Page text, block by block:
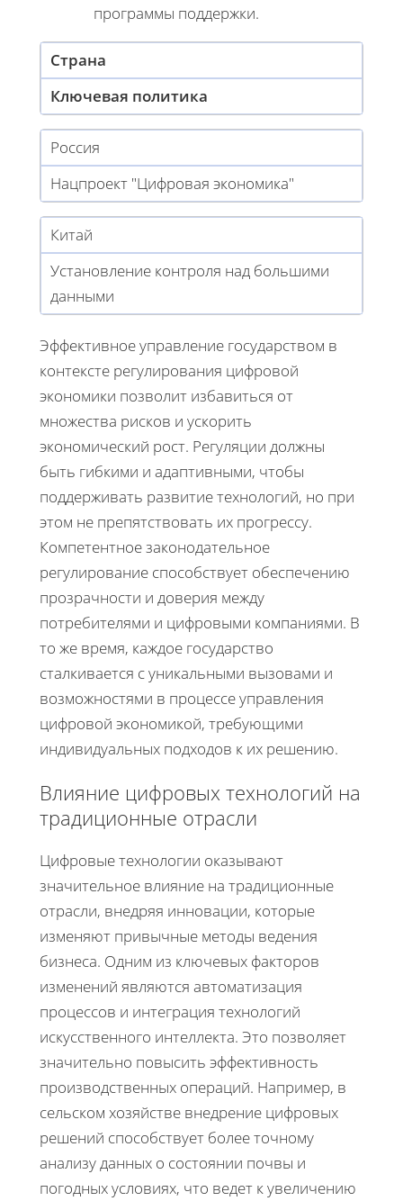
программы поддержки.
Страна
Ключевая политика
Россия
Нацпроект "Цифровая экономика"
Китай
Установление контроля над большими
данными
Эффективное управление государством в
контексте регулирования цифровой
экономики позволит избавиться от
множества рисков и ускорить
экономический рост. Регуляции должны
быть гибкими и адаптивными, чтобы
поддерживать развитие технологий, но при
этом не препятствовать их прогрессу.
Компетентное законодательное
регулирование способствует обеспечению
прозрачности и доверия между
потребителями и цифровыми компаниями. В
то же время, каждое государство
сталкивается с уникальными вызовами и
возможностями в процессе управления
цифровой экономикой, требующими
индивидуальных подходов к их решению.
Влияние цифровых технологий на
традиционные отрасли
Цифровые технологии оказывают
значительное влияние на традиционные
отрасли, внедряя инновации, которые
изменяют привычные методы ведения
бизнеса. Одним из ключевых факторов
изменений являются автоматизация
процессов и интеграция технологий
искусственного интеллекта. Это позволяет
значительно повысить эффективность
производственных операций. Например, в
сельском хозяйстве внедрение цифровых
решений способствует более точному
анализу данных о состоянии почвы и
погодных условиях, что ведет к увеличению